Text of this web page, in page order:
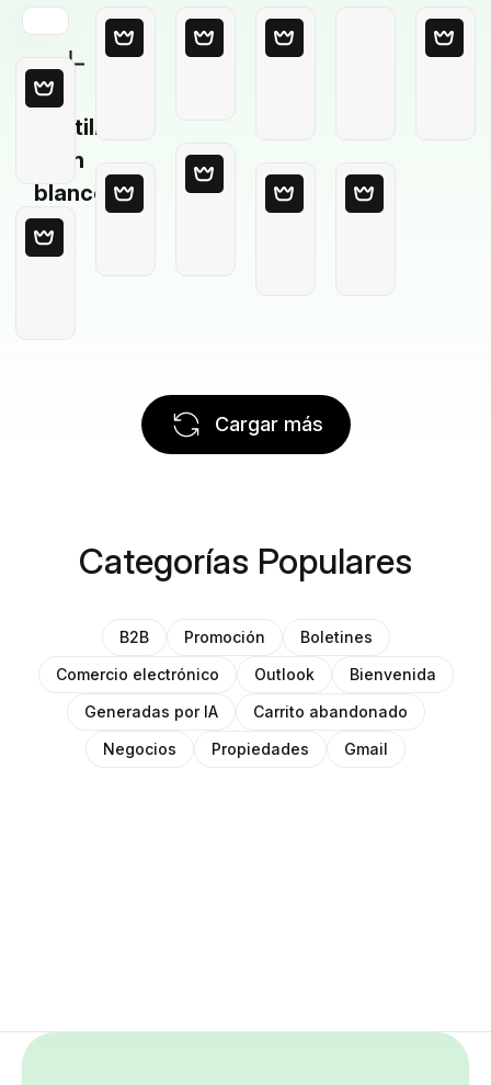
Plantilla
en
blanco
Cargar más
Categorías Populares
B2B Promoción
Boletines
Comercio electrónico
Outlook
Bienvenida
Generadas por IA
Carrito abandonado
Negocios
Propiedades Gmail